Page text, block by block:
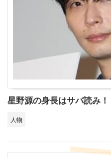
星野源の身長はサバ読み
人物